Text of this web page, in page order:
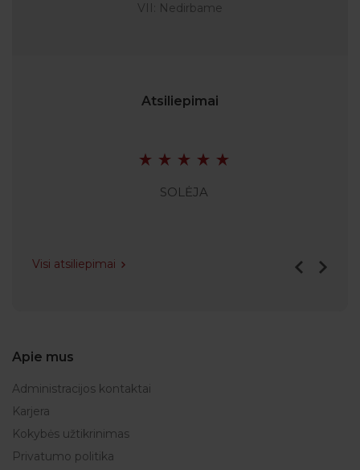
VII: Nedirbame
Atsiliepimai
SOLĖJA
Visi atsiliepimai
Apie mus
Administracijos kontaktai
Karjera
Kokybės užtikrinimas
Privatumo politika